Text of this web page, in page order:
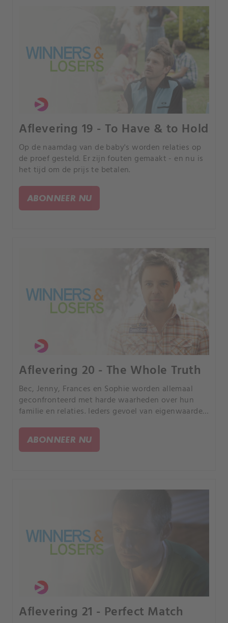
Aflevering 19 - To Have & to Hold
Op de naamdag van de baby's worden relaties op
de proef gesteld. Er zijn fouten gemaakt - en nu is
het tijd om de prijs te betalen.
ABONNEER NU
Aflevering 20 - The Whole Truth
Bec, Jenny, Frances en Sophie worden allemaal
geconfronteerd met harde waarheden over hun
familie en relaties. Ieders gevoel van eigenwaarde
ABONNEER NU
Aflevering 21 - Perfect Match